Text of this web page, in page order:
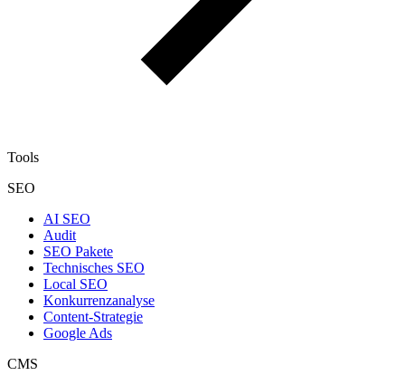
Tools
SEO
AI SEO
Audit
SEO Pakete
Technisches SEO
Local SEO
Konkurrenzanalyse
Content-Strategie
Google Ads
CMS